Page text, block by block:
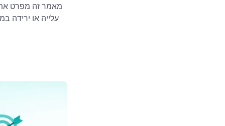
מאמר זה מפרט את
עלייה או ירידה